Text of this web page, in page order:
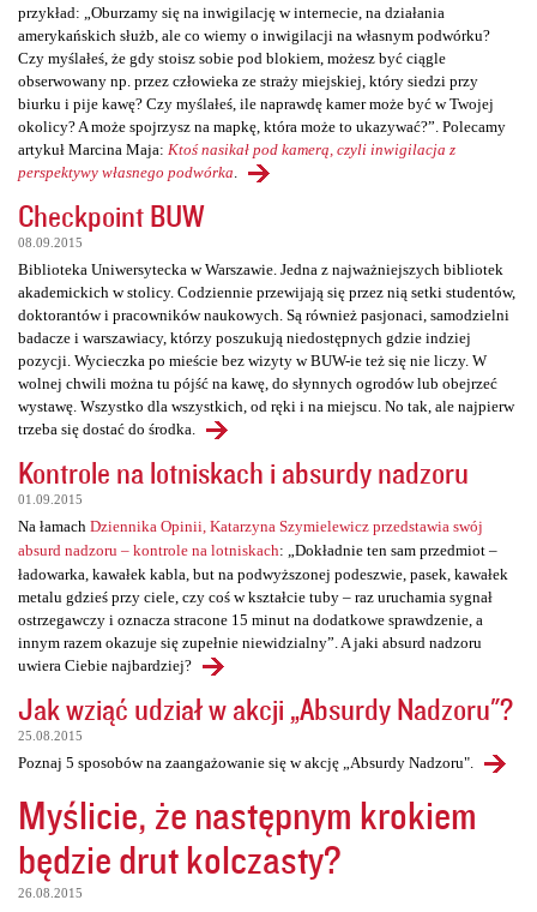
przykład: „Oburzamy się na inwigilację w internecie, na działania
amerykańskich służb, ale co wiemy o inwigilacji na własnym podwórku?
Czy myślałeś, że gdy stoisz sobie pod blokiem, możesz być ciągle
obserwowany np. przez człowieka ze straży miejskiej, który siedzi przy
biurku i pije kawę? Czy myślałeś, ile naprawdę kamer może być w Twojej
okolicy? A może spojrzysz na mapkę, która może to ukazywać?”. Polecamy
artykuł Marcina Maja: Ktoś nasikał pod kamerą, czyli inwigilacja z
perspektywy własnego podwórka
Checkpoint BUW
08.09.2015
Biblioteka Uniwersytecka w Warszawie. Jedna z najważniejszych bibliotek
akademickich w stolicy. Codziennie przewijają się przez nią setki studentów,
doktorantów i pracowników naukowych. Są również pasjonaci, samodzielni
badacze i warszawiacy, którzy poszukują niedostępnych gdzie indziej
pozycji. Wycieczka po mieście bez wizyty w BUW-ie też się nie liczy. W
wolnej chwili można tu pójść na kawę, do słynnych ogrodów lub obejrzeć
wystawę. Wszystko dla wszystkich, od ręki i na miejscu. No tak, ale najpierw
trzeba się dostać do środka.
Kontrole na lotniskach i absurdy nadzoru
01.09.2015
Na łamach Dziennika Opinii, Katarzyna Szymielewicz przedstawia swój
absurd nadzoru – kontrole na lotniskach: „Dokładnie ten sam przedmiot –
ładowarka, kawałek kabla, but na podwyższonej podeszwie, pasek, kawałek
metalu gdzieś przy ciele, czy coś w kształcie tuby – raz uruchamia sygnał
ostrzegawczy i oznacza stracone 15 minut na dodatkowe sprawdzenie, a
innym razem okazuje się zupełnie niewidzialny”. A jaki absurd nadzoru
uwiera Ciebie najbardziej?
Jak wziąć udział w akcji „Absurdy Nadzoru"?
25.08.2015
Poznaj 5 sposobów na zaangażowanie się w akcję „Absurdy Nadzoru".
Myślicie, że następnym krokiem
będzie drut kolczasty?
26.08.2015